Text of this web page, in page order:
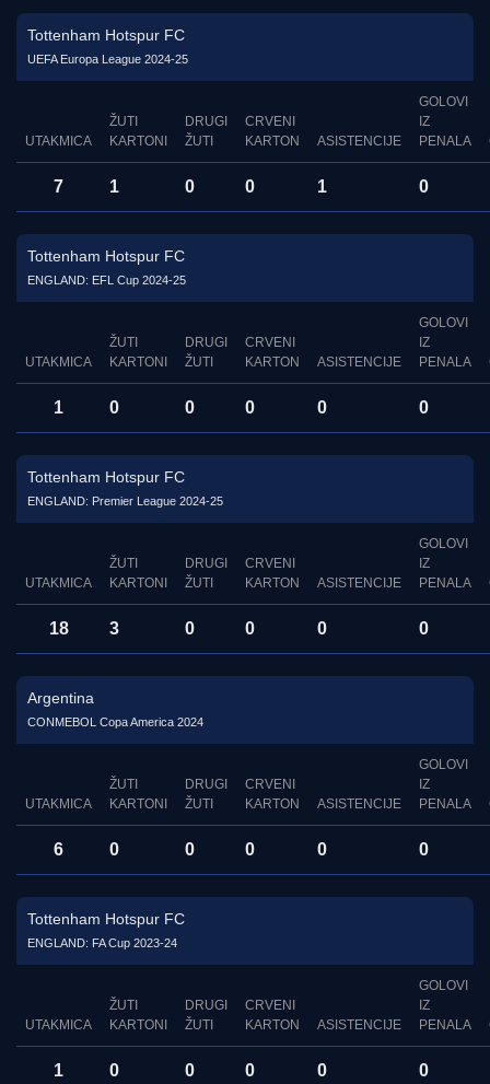
Tottenham Hotspur FC
UEFA Europa League 2024-25
UTAKMICA
ŽUTI
KARTONI
DRUGI
ŽUTI
CRVENI
KARTON
ASISTENCIJE
GOLOVI
IZ
PENALA
7 1 0 0 1 0
Tottenham Hotspur FC
ENGLAND: EFL Cup 2024-25
UTAKMICA
ŽUTI
KARTONI
DRUGI
ŽUTI
CRVENI
KARTON
ASISTENCIJE
GOLOVI
IZ
PENALA
1 0 0 0 0 0
Tottenham Hotspur FC
ENGLAND: Premier League 2024-25
UTAKMICA
ŽUTI
KARTONI
DRUGI
ŽUTI
CRVENI
KARTON
ASISTENCIJE
GOLOVI
IZ
PENALA
18 3 0 0 0 0
Argentina
CONMEBOL Copa America 2024
UTAKMICA
ŽUTI
KARTONI
DRUGI
ŽUTI
CRVENI
KARTON
ASISTENCIJE
GOLOVI
IZ
PENALA
6 0 0 0 0 0
Tottenham Hotspur FC
ENGLAND: FA Cup 2023-24
UTAKMICA
ŽUTI
KARTONI
DRUGI
ŽUTI
CRVENI
KARTON
ASISTENCIJE
GOLOVI
IZ
PENALA
1 0 0 0 0 0